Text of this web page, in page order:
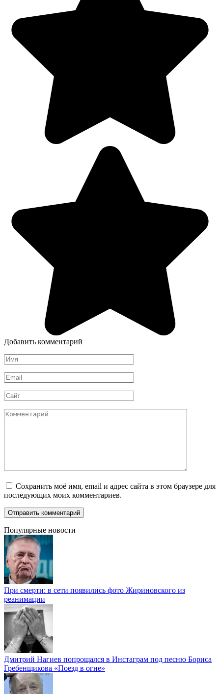
Добавить комментарий
Имя
*
Email
*
Сайт
Комментарий
Сохранить моё имя, email и адрес сайта в этом браузере для
последующих моих комментариев.
Популярные новости
При смерти: в сети появились фото Жириновского из
реанимации
Дмитрий Нагиев попрощался в Инстаграм под песню Бориса
Гребенщикова «Поезд в огне»